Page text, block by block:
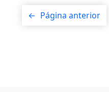
← Página anterior